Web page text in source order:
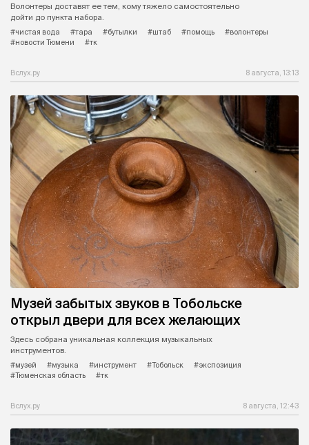
Волонтеры доставят ее тем, кому тяжело самостоятельно
дойти до пункта набора.
#чистая вода
#тара #бутылки #штаб #помощь
#волонтеры
#новости Тюмени
#тк
Вслух.ру 8 августа, 13:13
Музей забытых звуков в Тобольске
открыл двери для всех желающих
Здесь собрана уникальная коллекция музыкальных
инструментов.
#музей
#музыка #инструмент #Тобольск
#экспозиция
#Тюменская область
#тк
Вслух.ру 8 августа, 12:43